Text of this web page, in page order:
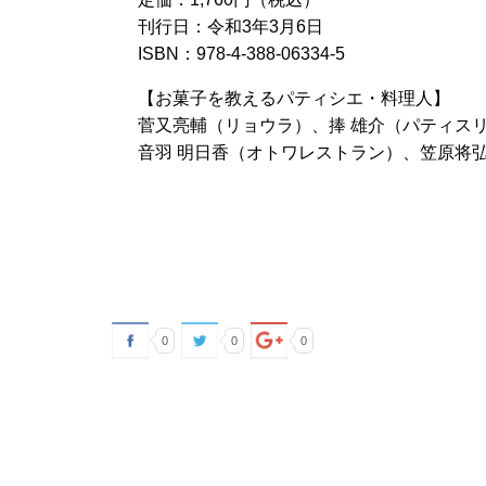
刊行日：令和3年3月6日
ISBN：978-4-388-06334-5
【お菓子を教えるパティシエ・料理人】
菅又亮輔（リョウラ）、捧 雄介（パティス
音羽 明日香（オトワレストラン）、笠原将
0 0 0